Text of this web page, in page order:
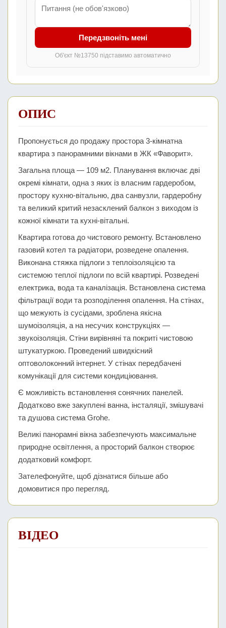
Передзвоніть мені
Об'єкт №13750 підставимо автоматично
ОПИС
Пропонується до продажу простора 3-кімнатна
квартира з панорамними вікнами в ЖК «Фаворит».
Загальна площа — 109 м2. Планування включає дві
окремі кімнати, одна з яких із власним гардеробом,
простору кухню-вітальню, два санвузли, гардеробну
та великий критий незасклений балкон з виходом із
кожної кімнати та кухні-вітальні.
Квартира готова до чистового ремонту. Встановлено
газовий котел та радіатори, розведене опалення.
Виконана стяжка підлоги з теплоізоляцією та
системою теплої підлоги по всій квартирі. Розведені
електрика, вода та каналізація. Встановлена система
фільтрації води та розподілення опалення. На стінах,
що межують із сусідами, зроблена якісна
шумоізоляція, а на несучих конструкціях —
звукоізоляція. Стіни вирівняні та покриті чистовою
штукатуркою. Проведений швидкісний
оптоволоконний інтернет. У стінах передбачені
комунікації для системи кондиціювання.
Є можливість встановлення сонячних панелей.
Додатково вже закуплені ванна, інсталяції, змішувачі
та душова система Grohe.
Великі панорамні вікна забезпечують максимальне
природне освітлення, а просторий балкон створює
додатковий комфорт.
Зателефонуйте, щоб дізнатися більше або
домовитися про перегляд.
ВІДЕО